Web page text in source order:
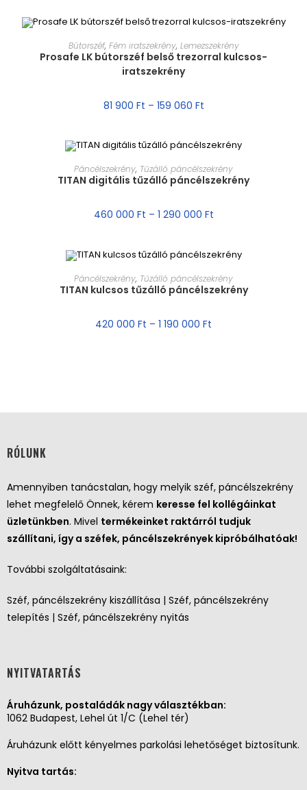
MÉRET VÁLASZTÁSA
Bútorszéf, Fém iratszekrény, Lemezszekrény
Prosafe LK bútorszéf belső trezorral kulcsos-
iratszekrény
81 900 Ft – 159 060 Ft
MÉRET VÁLASZTÁSA
Páncélszekrény, Tűzálló páncélszekrény
TITAN digitális tűzálló páncélszekrény
460 000 Ft – 1 290 000 Ft
MÉRET VÁLASZTÁSA
Páncélszekrény, Tűzálló páncélszekrény
TITAN kulcsos tűzálló páncélszekrény
420 000 Ft – 1 190 000 Ft
RÓLUNK
Amennyiben tanácstalan, hogy melyik széf, páncélszekrény
lehet megfelelő Önnek, kérem keresse fel kollégáinkat
üzletünkben. Mivel termékeinket raktárról tudjuk
szállítani, így a széfek, páncélszekrények kipróbálhatóak!
További szolgáltatásaink:
Széf, páncélszekrény kiszállítása | Széf, páncélszekrény
telepítés | Széf, páncélszekrény nyitás
NYITVATARTÁS
Áruházunk, postaládák nagy választékban:
1062 Budapest, Lehel út 1/C (Lehel tér)
Áruházunk előtt kényelmes parkolási lehetőséget biztosítunk.
Nyitva tartás: